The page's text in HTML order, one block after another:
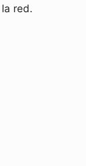
red.